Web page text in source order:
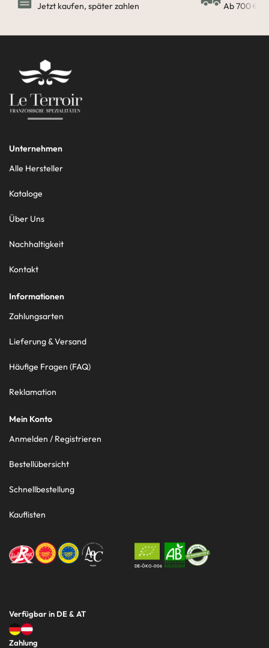
Jetzt kaufen, später zahlen
Ab 700 € in
Unternehmen
Alle Hersteller
Kataloge
Über Uns
Nachhaltigkeit
Kontakt
Informationen
Zahlungsarten
Lieferung & Versand
Häufige Fragen (FAQ)
Reklamation
Mein Konto
Anmelden / Registrieren
Bestellübersicht
Schnellbestellung
Kauflisten
DE-ÖKO-006
Verfügbar in DE & AT
Zahlung